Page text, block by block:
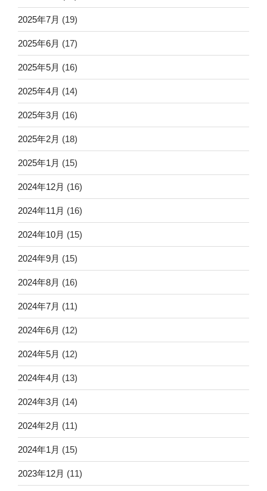
2025年7月 (19)
2025年6月 (17)
2025年5月 (16)
2025年4月 (14)
2025年3月 (16)
2025年2月 (18)
2025年1月 (15)
2024年12月 (16)
2024年11月 (16)
2024年10月 (15)
2024年9月 (15)
2024年8月 (16)
2024年7月 (11)
2024年6月 (12)
2024年5月 (12)
2024年4月 (13)
2024年3月 (14)
2024年2月 (11)
2024年1月 (15)
2023年12月 (11)